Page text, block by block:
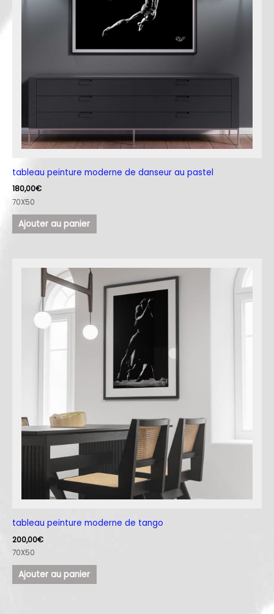
tableau peinture moderne de danseur au pastel
180,00€
70X50
Ajouter au panier
tableau peinture moderne de tango
200,00€
70X50
Ajouter au panier